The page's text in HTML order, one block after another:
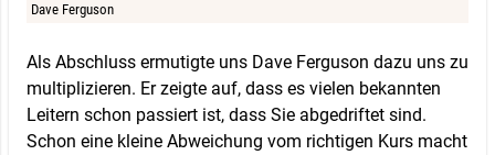
Dave Ferguson
Als Abschluss ermutigte uns Dave Ferguson dazu uns zu
multiplizieren. Er zeigte auf, dass es vielen bekannten
Leitern schon passiert ist, dass Sie abgedriftet sind.
Schon eine kleine Abweichung vom richtigen Kurs macht